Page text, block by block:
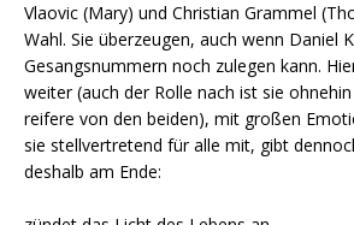
Vlaovic (Mary) und Christian Grammel
Wahl. Sie überzeugen, auch wenn Daniel
Gesangsnummern noch zulegen kann.
weiter (auch der Rolle nach ist sie
reifere von den beiden), mit großen
sie stellvertretend für alle mit, gibt
deshalb am Ende: